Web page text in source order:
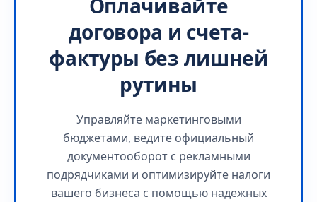
договора и счета-
фактуры без лишней
рутины
Управляйте маркетинговыми
бюджетами, ведите официальный
документооборот с рекламными
подрядчиками и оптимизируйте налоги
вашего бизнеса с помощью надежных